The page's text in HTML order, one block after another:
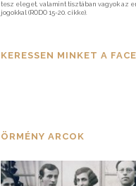
tesz eleget, valamint tisztában vagyok az
jogokkal (RODO 15-20. cikke).
KERESSEN MINKET A
ÖRMÉNY ARCOK